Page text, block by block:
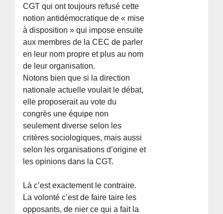
CGT qui ont toujours refusé cette
notion antidémocratique de « mise
à disposition » qui impose ensuite
aux membres de la CEC de parler
en leur nom propre et plus au nom
de leur organisation.
Notons bien que si la direction
nationale actuelle voulait le débat,
elle proposerait au vote du
congrès une équipe non
seulement diverse selon les
critères sociologiques, mais aussi
selon les organisations d’origine et
les opinions dans la CGT.
Là c’est exactement le contraire.
La volonté c’est de faire taire les
opposants, de nier ce qui a fait la